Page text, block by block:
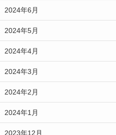
2024年6月
2024年5月
2024年4月
2024年3月
2024年2月
2024年1月
2023年12月